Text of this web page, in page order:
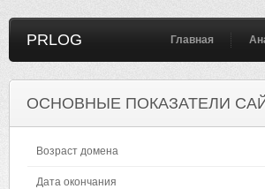
PRLOG Главная
ОСНОВНЫЕ ПОКАЗАТЕЛИ
Возраст домена
Дата окончания